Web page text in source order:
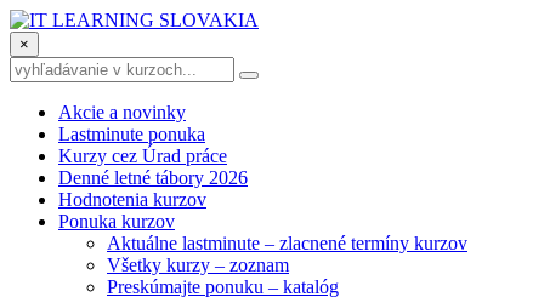
×
Akcie a novinky
Lastminute ponuka
Kurzy cez Úrad práce
Denné letné tábory 2026
Hodnotenia kurzov
Ponuka kurzov
Aktuálne lastminute – zlacnené termíny kurzov
Všetky kurzy – zoznam
Preskúmajte ponuku – katalóg